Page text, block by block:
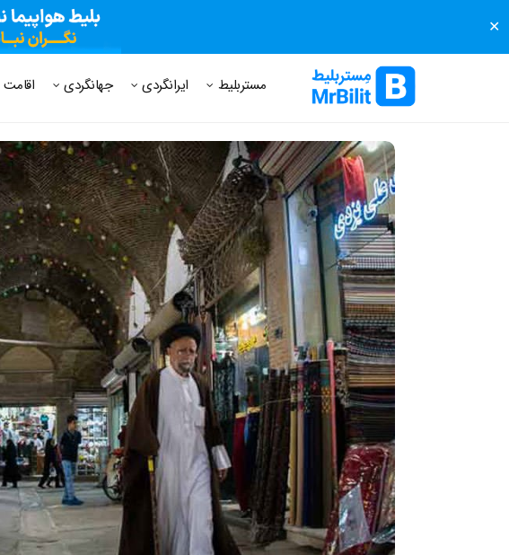
✕
مستر بلیط مجله مستر بلیط پرسش های متداول
مستربلیط ایرانگردی جهانگردی اقامت